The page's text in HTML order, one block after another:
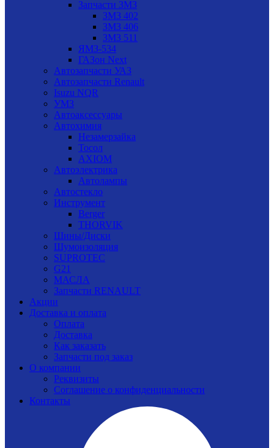
Запчасти ЗМЗ
ЗМЗ 402
ЗМЗ 406
ЗМЗ 511
ЯМЗ-534
ГАЗон Next
Автозапчасти УАЗ
Автозапчасти Renault
Isuzu NQR
УМЗ
Автоаксессуары
Автохимия
Незамерзайка
Тосол
AXIOM
Автоэлектрика
Автолампы
Автостекло
Инструмент
Berger
THORVIK
Шины/Диски
Шумоизоляция
SUPROTEC
G21
МАСЛА
Запчасти RENAULT
Акции
Доставка и оплата
Оплата
Доставка
Как заказать
Запчасти под заказ
О компании
Реквизиты
Соглашение о конфиденциальности
Контакты